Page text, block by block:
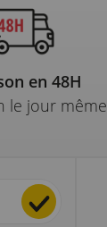
en 48H
le jour même